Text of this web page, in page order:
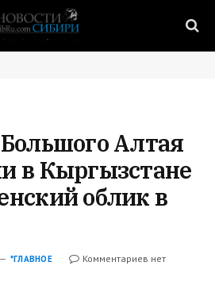
Алтая
в Кыргызстане
облик в
*ГЛАВНОЕ
Комментариев нет